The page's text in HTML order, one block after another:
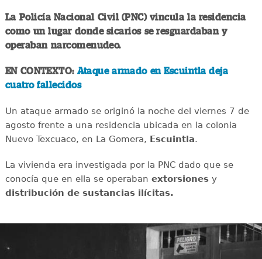
La Policía Nacional Civil (PNC) vincula la residencia
como un lugar donde sicarios se resguardaban y
operaban narcomenudeo.
EN CONTEXTO: Ataque armado en Escuintla deja
cuatro fallecidos
Un ataque armado se originó la noche del viernes 7 de
agosto frente a una residencia ubicada en la colonia
Nuevo Texcuaco, en La Gomera, Escuintla.
La vivienda era investigada por la PNC dado que se
conocía que en ella se operaban extorsionesy
distribución de sustancias ilícitas.